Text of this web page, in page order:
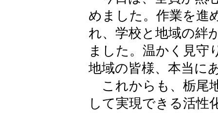
めました。作業を進
れ、学校と地域の絆
ました。温かく見守
地域の皆様、本当に
これからも、栃尾
して実現できる活性